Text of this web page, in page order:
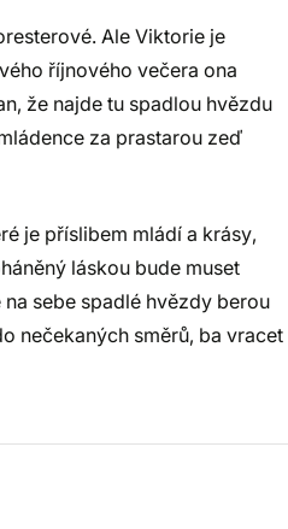
Ale Viktorie je
říjnového večera ona
že najde tu spadlou hvězdu
za prastarou zeď
je příslibem mládí a krásy,
láskou bude muset
sebe spadlé hvězdy berou
nečekaných směrů, ba vracet